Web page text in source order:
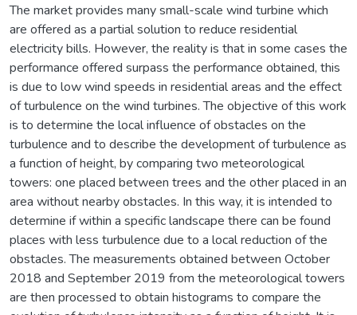
The market provides many small-scale wind turbine which
are offered as a partial solution to reduce residential
electricity bills. However, the reality is that in some cases the
performance offered surpass the performance obtained, this
is due to low wind speeds in residential areas and the effect
of turbulence on the wind turbines. The objective of this work
is to determine the local influence of obstacles on the
turbulence and to describe the development of turbulence as
a function of height, by comparing two meteorological
towers: one placed between trees and the other placed in an
area without nearby obstacles. In this way, it is intended to
determine if within a specific landscape there can be found
places with less turbulence due to a local reduction of the
obstacles. The measurements obtained between October
2018 and September 2019 from the meteorological towers
are then processed to obtain histograms to compare the